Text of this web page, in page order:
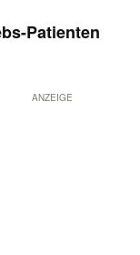
Patienten
ANZEIGE